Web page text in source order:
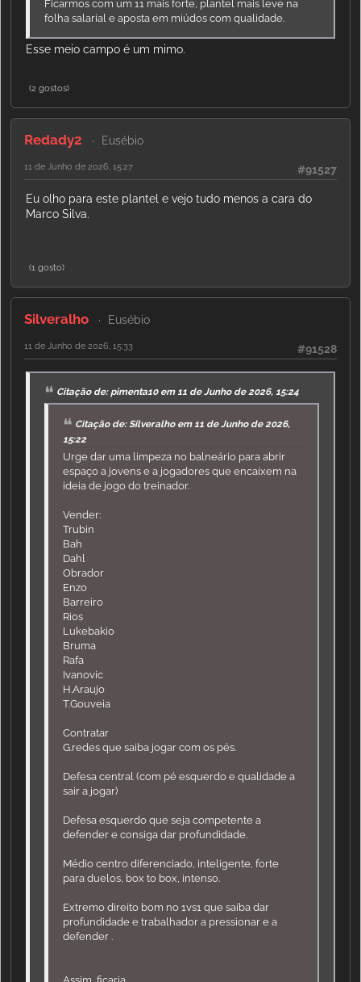
Ficarmos com um 11 mais forte, plantel mais leve na
folha salarial e aposta em miúdos com qualidade.
Esse meio campo é um mimo.
(2 gostos)
Redady2 Eusébio
#91527
11 de Junho de 2026, 15:27
Eu olho para este plantel e vejo tudo menos a cara do
Marco Silva.
(1 gosto)
Silveralho Eusébio
#91528
11 de Junho de 2026, 15:33
Citação de: pimenta10 em 11 de Junho de 2026, 15:24
Citação de: Silveralho em 11 de Junho de 2026,
15:22
Urge dar uma limpeza no balneário para abrir
espaço a jovens e a jogadores que encaixem na
ideia de jogo do treinador.
Vender:
Trubin
Bah
Dahl
Obrador
Enzo
Barreiro
Rios
Lukebakio
Bruma
Rafa
Ivanovic
H.Araujo
T.Gouveia
Contratar
G.redes que saiba jogar com os pés.
Defesa central (com pé esquerdo e qualidade a
sair a jogar)
Defesa esquerdo que seja competente a
defender e consiga dar profundidade.
Médio centro diferenciado, inteligente, forte
para duelos, box to box, intenso.
Extremo direito bom no 1vs1 que saiba dar
profundidade e trabalhador a pressionar e a
defender .